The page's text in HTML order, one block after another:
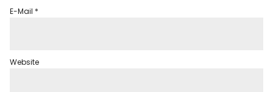
E-Mail *
Website